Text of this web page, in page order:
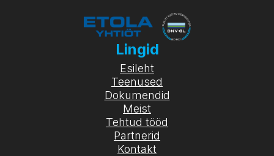
Lingid
Esileht
Teenused
Dokumendid
Meist
Tehtud tööd
Partnerid
Kontakt